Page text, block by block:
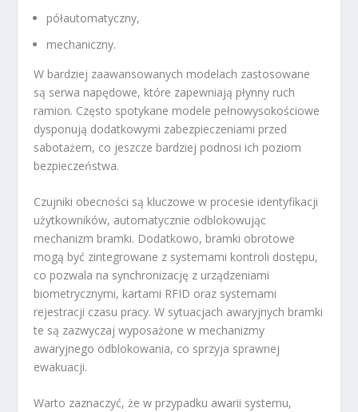
półautomatyczny,
mechaniczny.
W bardziej zaawansowanych modelach zastosowane
są serwa napędowe, które zapewniają płynny ruch
ramion. Często spotykane modele pełnowysokościowe
dysponują dodatkowymi zabezpieczeniami przed
sabotażem, co jeszcze bardziej podnosi ich poziom
bezpieczeństwa.
Czujniki obecności są kluczowe w procesie identyfikacji
użytkowników, automatycznie odblokowując
mechanizm bramki. Dodatkowo, bramki obrotowe
mogą być zintegrowane z systemami kontroli dostępu,
co pozwala na synchronizację z urządzeniami
biometrycznymi, kartami RFID oraz systemami
rejestracji czasu pracy. W sytuacjach awaryjnych bramki
te są zazwyczaj wyposażone w mechanizmy
awaryjnego odblokowania, co sprzyja sprawnej
ewakuacji.
Warto zaznaczyć, że w przypadku awarii systemu,